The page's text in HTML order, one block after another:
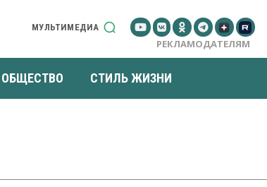
МУЛЬТИМЕДИА
РЕКЛАМОДАТЕЛЯМ
ОБЩЕСТВО СТИЛЬ ЖИЗНИ